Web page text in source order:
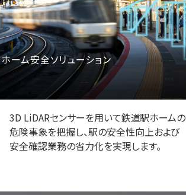
ホーム安全ソリューション
3D LiDARセンサーを用いて鉄道駅ホームの
危険事象を把握し、駅の安全性向上および
安全確認業務の省力化を実現します。